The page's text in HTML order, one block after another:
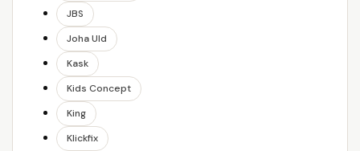
JBS
Joha Uld
Kask
Kids Concept
King
Klickfix